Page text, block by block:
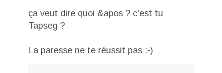
ça veut dire quoi &apos ? c'est tu
Tapseg ?
La paresse ne te réussit pas :-)